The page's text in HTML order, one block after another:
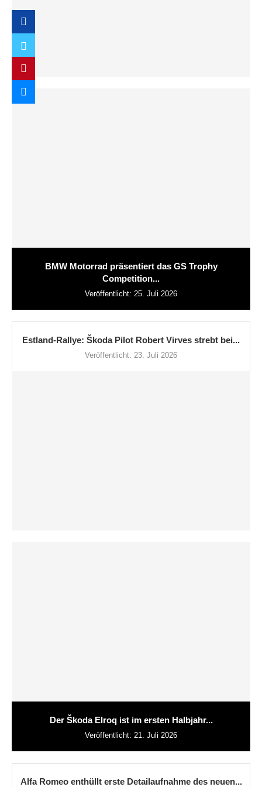
BMW Motorrad präsentiert das GS Trophy
Competition...
Veröffentlicht: 25. Juli 2026
Estland-Rallye: Škoda Pilot Robert Virves strebt bei...
Veröffentlicht: 23. Juli 2026
Der Škoda Elroq ist im ersten Halbjahr...
Veröffentlicht: 21. Juli 2026
Alfa Romeo enthüllt erste Detailaufnahme des neuen...